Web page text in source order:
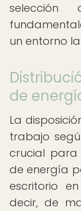
selección
un entorno
de
La
trabajo
crucial
de energía
escritorio
decir, de